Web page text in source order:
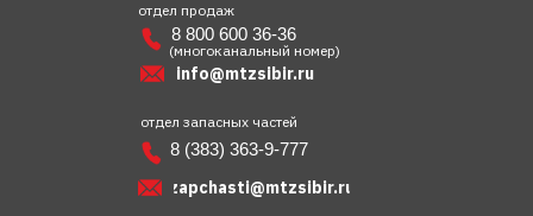
zapchasti@mtzsibir.ru
отдел запасных частей
info@mtzsibir.ru
отдел продаж
(многоканальный номер)
8 800 600 36-36
8 (383) 363-9-777